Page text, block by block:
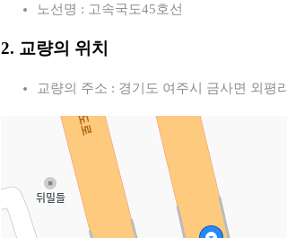
노선명 : 고속국도45호선
2. 교량의 위치
교량의 주소 : 경기도 여주시 금사면 외평리